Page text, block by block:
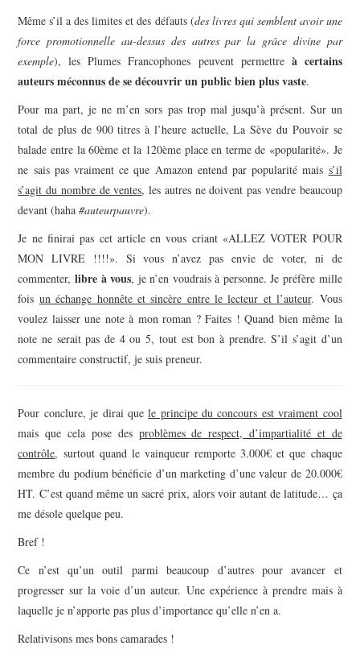
Même s’il a des limites et des défauts (des livres qui semblent avoir une
force promotionnelle au-dessus des autres par la grâce divine par
exemple), les Plumes Francophones peuvent permettre à certains
auteurs méconnus de se découvrir un public bien plus vaste.
Pour ma part, je ne m’en sors pas trop mal jusqu’à présent. Sur un
total de plus de 900 titres à l’heure actuelle, La Sève du Pouvoir se
balade entre la 60ème et la 120ème place en terme de «popularité». Je
ne sais pas vraiment ce que Amazon entend par popularité mais s’il
s’agit du nombre de ventes, les autres ne doivent pas vendre beaucoup
devant (haha#auteurpauvre).
Je ne finirai pas cet article en vous criant «ALLEZ VOTER POUR
MON LIVRE !!!!». Si vous n’avez pas envie de voter, ni de
commenter, libre à vous, je n’en voudrais à personne. Je préfère mille
fois un échange honnête et sincère entre le lecteur et l’auteur. Vous
voulez laisser une note à mon roman ? Faites ! Quand bien même la
note ne serait pas de 4 ou 5, tout est bon à prendre. S’il s’agit d’un
commentaire constructif, je suis preneur.
Pour conclure, je dirai quele principe du concours est vraiment cool
mais que cela pose des problèmes de respect, d’impartialité et de
contrôle, surtout quand le vainqueur remporte 3.000€ et que chaque
membre du podium bénéficie d’un marketing d’une valeur de 20.000€
HT. C’est quand même un sacré prix, alors voir autant de latitude… ça
me désole quelque peu.
Bref !
Ce n’est qu’un outil parmi beaucoup d’autres pour avancer et
progresser sur la voie d’un auteur. Une expérience à prendre mais à
laquelle je n’apporte pas plus d’importance qu’elle n’en a.
Relativisons mes bons camarades !